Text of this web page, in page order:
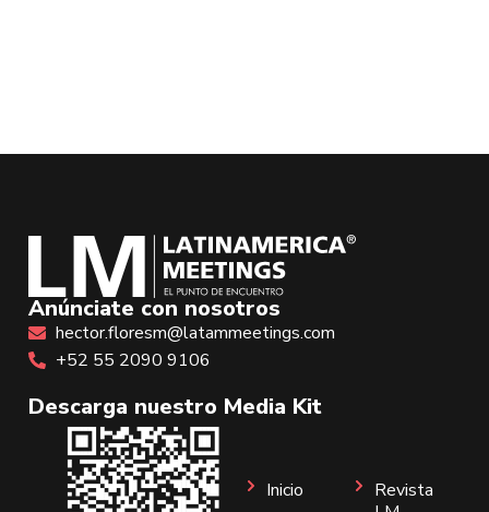
Anúnciate con nosotros
hector.floresm@latammeetings.com
+52 55 2090 9106
Descarga nuestro Media Kit
Inicio
Revista